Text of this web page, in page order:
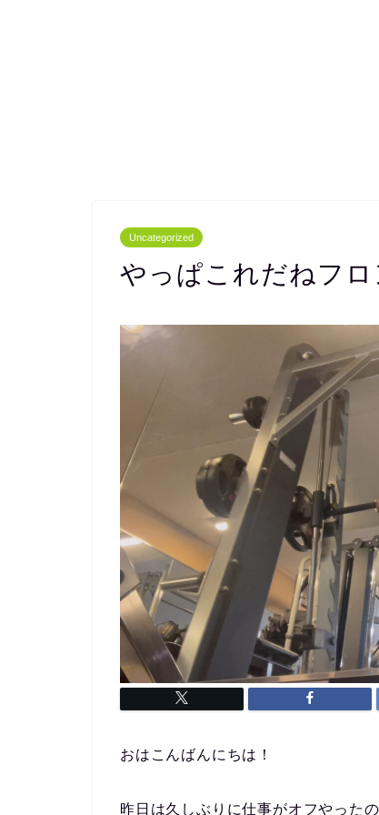
Uncategorized
やっぱこれだねフロ
おはこんばんにちは！
昨日は久しぶりに仕事がオフやった